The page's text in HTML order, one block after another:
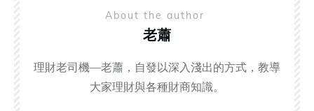
About the author
老蕭
理財老司機—老蕭，自發以深入淺出的方式，教導
大家理財與各種財商知識。